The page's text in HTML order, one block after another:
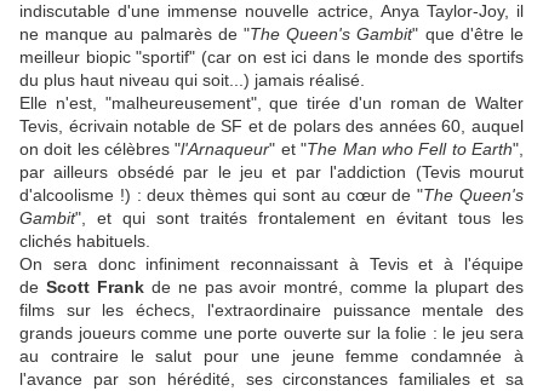
indiscutable d'une immense nouvelle actrice, Anya Taylor-Joy, il
ne manque au palmarès de "The Queen's Gambit" que d'être le
meilleur biopic "sportif" (car on est ici dans le monde des sportifs
du plus haut niveau qui soit...) jamais réalisé.
Elle n'est, "malheureusement", que tirée d'un roman de Walter
Tevis , écrivain notable de SF et de polars des années 60, auquel
on doit les célèbres "l'Arnaqueur" et "The Man who Fell to Earth",
par ailleurs obsédé par le jeu et par l'addiction (Tevismourut
d'alcoolisme !) : deux thèmes qui sont au cœur de "The Queen's
Gambit", et qui sont traités frontalement en évitant tous les
clichés habituels.
On sera donc infiniment reconnaissant à Teviset à l'équipe
de Scott Frankde ne pas avoir montré, comme la plupart des
films sur les échecs, l'extraordinaire puissance mentale des
grands joueurs comme une porte ouverte sur la folie : le jeu sera
au contraire le salut pour une jeune femme condamnée à
l'avance par son hérédité, ses circonstances familiales et sa